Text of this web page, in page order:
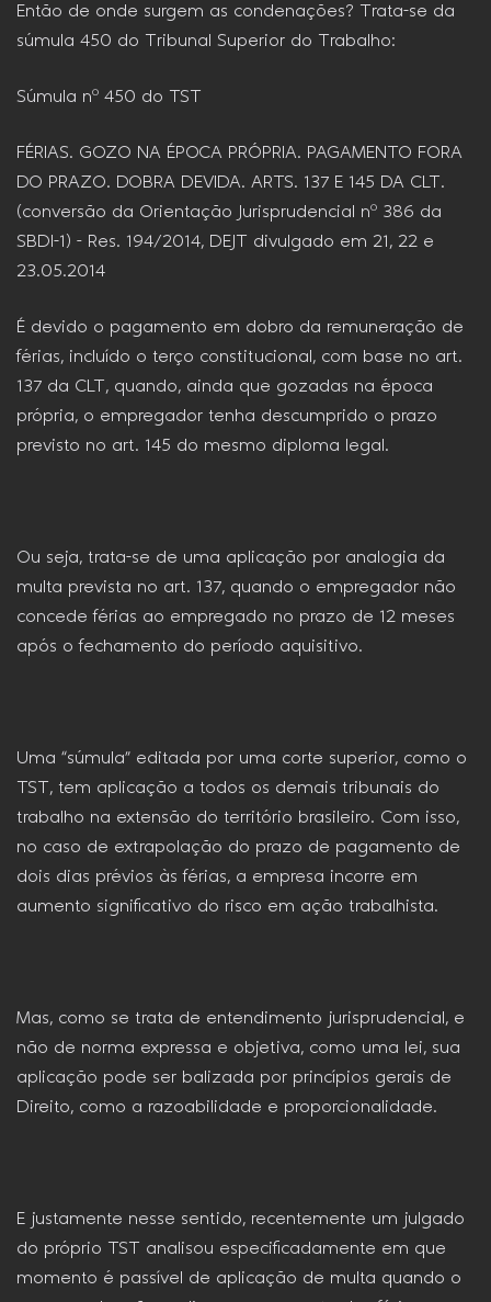
Então de onde surgem as condenações? Trata-se da
súmula 450 do Tribunal Superior do Trabalho:
Súmula nº 450 do TST
FÉRIAS. GOZO NA ÉPOCA PRÓPRIA. PAGAMENTO FORA
DO PRAZO. DOBRA DEVIDA. ARTS. 137 E 145 DA CLT.
(conversão da Orientação Jurisprudencial nº 386 da
SBDI-1) – Res. 194/2014, DEJT divulgado em 21, 22 e
23.05.2014
É devido o pagamento em dobro da remuneração de
férias, incluído o terço constitucional, com base no art.
137 da CLT, quando, ainda que gozadas na época
própria, o empregador tenha descumprido o prazo
previsto no art. 145 do mesmo diploma legal.
Ou seja, trata-se de uma aplicação por analogia da
multa prevista no art. 137, quando o empregador não
concede férias ao empregado no prazo de 12 meses
após o fechamento do período aquisitivo.
Uma “súmula” editada por uma corte superior, como o
TST, tem aplicação a todos os demais tribunais do
trabalho na extensão do território brasileiro. Com isso,
no caso de extrapolação do prazo de pagamento de
dois dias prévios às férias, a empresa incorre em
aumento significativo do risco em ação trabalhista.
Mas, como se trata de entendimento jurisprudencial, e
não de norma expressa e objetiva, como uma lei, sua
aplicação pode ser balizada por princípios gerais de
Direito, como a razoabilidade e proporcionalidade.
E justamente nesse sentido, recentemente um julgado
do próprio TST analisou especificadamente em que
momento é passível de aplicação de multa quando o